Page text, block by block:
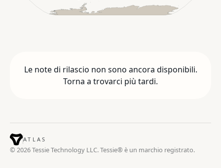
Le note di rilascio non sono ancora disponibili.
Torna a trovarci più tardi.
ATLAS
© 2026 Tessie Technology LLC. Tessie® è un marchio registrato.